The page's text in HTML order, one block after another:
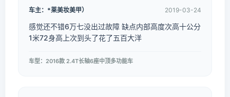
车主：*莱美妆美甲） 2019-03-24
感觉还不错6万七没出过故障 缺点内部高度次高十公分
1米72身高上次到头了花了五百大洋
车型：2016款 2.4T长轴6座中顶多功能车